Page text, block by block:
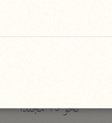
نحو ٣ مجلدات
نحو ١٥ مجلدًا